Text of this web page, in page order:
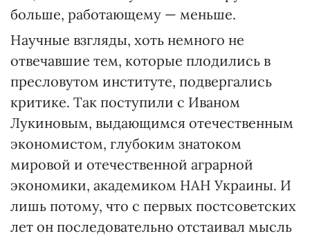
больше, работающему — меньше.
Научные взгляды, хоть немного не
отвечавшие тем, которые плодились в
пресловутом институте, подвергались
критике. Так поступили с Иваном
Лукиновым, выдающимся отечественным
экономистом, глубоким знатоком
мировой и отечественной аграрной
экономики, академиком НАН Украины. И
лишь потому, что с первых постсоветских
лет он последовательно отстаивал мысль